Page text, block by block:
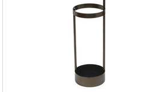
ミー+
￥149~ （税込）
【ガムテープ】ア
スクル 現場のチ
カラ 厚さ